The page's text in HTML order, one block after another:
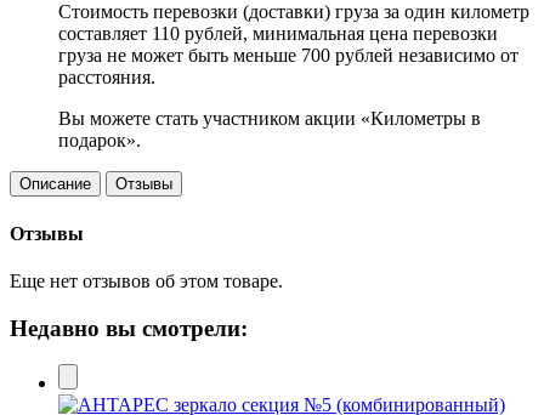
Стоимость перевозки (доставки) груза за один километр
составляет 110 рублей, минимальная цена перевозки
груза не может быть меньше 700 рублей независимо от
расстояния.
Вы можете стать участником акции «Километры в
подарок».
Описание Отзывы
Отзывы
Еще нет отзывов об этом товаре.
Недавно вы смотрели: